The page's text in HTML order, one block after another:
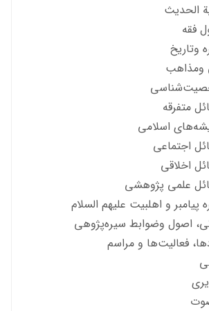
الحديث
فقه
وتاریخ
ومذاهب
متفرقه
اسلامي
اجتماعي
اخلاقي
علمی پژوهشی
پيامبر و اهلبيت علیهم السلام
اصول وضوابط سيره‌پژوهی
فعاليت‌ها و مراسم